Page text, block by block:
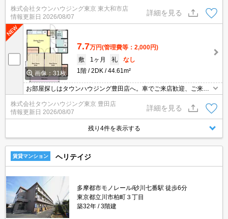
株式会社タウンハウジング東京 東大和市店
情報更新日 2026/08/07
詳細を見る
画像：31枚
7.7万円(管理費等：2,000円)
敷
1ヶ月 礼
なし
1階
2DK 44.61m²
お部屋探しはタウンハウジング豊田店へ。車でご来店歓迎、ご来店
用お客様駐車場あり！
株式会社タウンハウジング東京 豊田店
情報更新日 2026/08/07
詳細を見る
残り4件を表示する
賃貸マンション ヘリテイジ
多摩都市モノレール/砂川七番駅 徒歩6分
東京都立川市柏町３丁目
築32年
3階建